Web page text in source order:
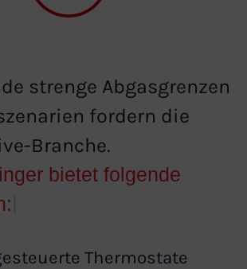
strenge Abgasgrenzen
fordern die
Branche.
bietet folgende
Thermostate